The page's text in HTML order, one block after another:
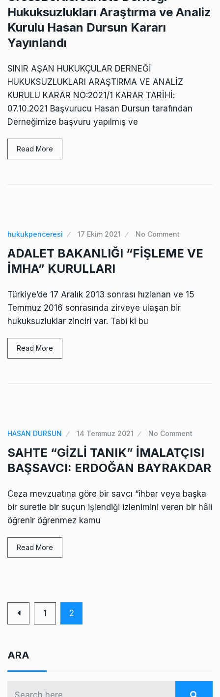
Hukuksuzlukları Araştırma ve Analiz
Kurulu Hasan Dursun Kararı
Yayınlandı
SINIR AŞAN HUKUKÇULAR DERNEĞİ
HUKUKSUZLUKLARI ARAŞTIRMA VE ANALİZ
KURULU KARAR NO:2021/1 KARAR TARİHİ:
07.10.2021 Başvurucu Hasan Dursun tarafından
Derneğimize başvuru yapılmış ve
Read More
hukukpenceresi 17 Ekim 2021 No Comment
ADALET BAKANLIĞI “FİŞLEME VE
İMHA” KURULLARI
Türkiye’de 17 Aralık 2013 sonrası hızlanan ve 15
Temmuz 2016 sonrasında zirveye ulaşan bir
hukuksuzluklar zinciri var. Tabi ki bu
Read More
HASAN DURSUN 14 Temmuz 2021 No Comment
SAHTE “GİZLİ TANIK” İMALATÇISI
BAŞSAVCI: ERDOĞAN BAYRAKDAR
Ceza mevzuatına göre bir savcı “ihbar veya başka
bir suretle bir suçun işlendiği izlenimini veren bir hâli
öğrenir öğrenmez kamu
Read More
1 2
ARA